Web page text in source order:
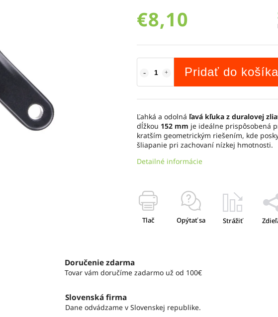
€8,10
Pridať do košíka
Ľahká a odolná ľavá kľuka z duralovej
dĺžkou 152 mm je ideálne prispôsobená
kratším geometrickým riešením, kde
šliapanie pri zachovaní nízkej hmotnosti.
Detailné informácie
Tlač Opýtať sa Strážiť
Doručenie zdarma
Tovar vám doručíme zadarmo už od 100€
Slovenská firma
Dane odvádzame v Slovenskej republike.